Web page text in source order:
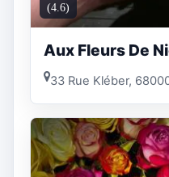
(4.6)
Aux Fleurs De
33 Rue Kléber,